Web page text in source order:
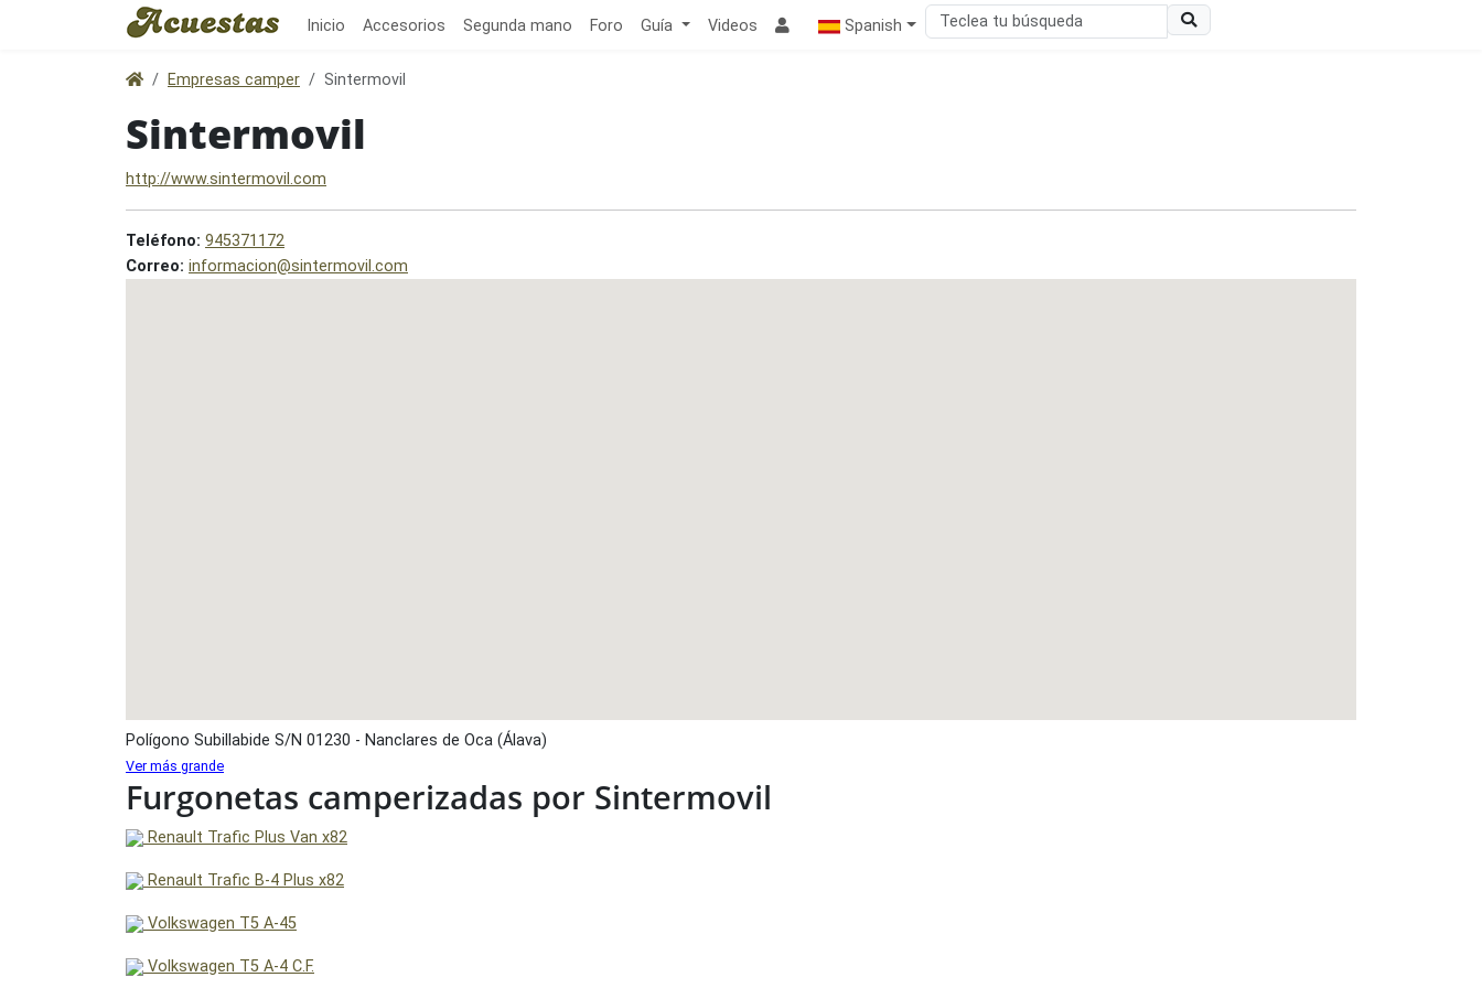
Inicio Accesorios Segunda mano Foro Guía Videos Spanish
Empresas camper Sintermovil
Sintermovil
http://www.sintermovil.com
Teléfono: 945371172
Correo: informacion@sintermovil.com
Polígono Subillabide S/N 01230 - Nanclares de Oca (Álava)
Ver más grande
Furgonetas camperizadas por Sintermovil
Renault Trafic Plus Van x82
Renault Trafic B-4 Plus x82
Volkswagen T5 A-45
Volkswagen T5 A-4 C.F.